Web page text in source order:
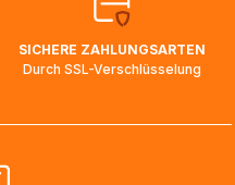
Sendungsverfolgung
Zustellorganisation weiter
falls Ihr Paket
Europa mehrere Tage
SICHERE ZAHLUNGSARTEN
Durch SSL-Verschlüsselung